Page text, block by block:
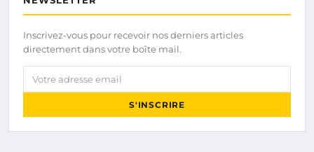
Inscrivez-vous pour recevoir nos derniers articles
directement dans votre boîte mail.
Votre adresse email
S'INSCRIRE